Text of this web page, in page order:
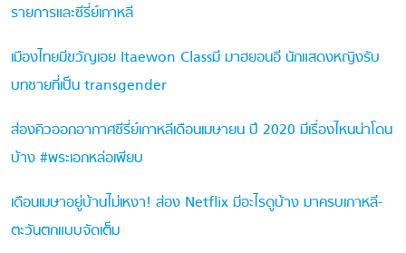
รายการและซีรี่ย์เกาหลี
เมืองไทยมีขวัญเอย Itaewon Classมี มาฮยอนอี นักแสดงหญิงรับ
บทชายที่เป็น transgender
ส่องคิวออกอากาศซีรี่ย์เกาหลีเดือนเมษายน ปี 2020 มีเรื่องไหนน่าโดน
บ้าง #พระเอกหล่อเพียบ
เดือนเมษาอยู่บ้านไม่เหงา! ส่อง Netflix มีอะไรดูบ้าง มาครบเกาหลี-
ตะวันตกแบบจัดเต็ม